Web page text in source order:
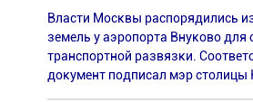
Власти Москвы распорядились
земель у аэропорта Внуково для
транспортной развязки.
документ подписал мэр